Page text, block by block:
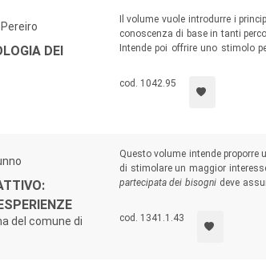
DEI
Il volume vuole introdurre i
conoscenza di base in tanti
Intende poi offrire uno stimolo
fattori sociali.
cod. 1042.95
del comune di
Questo volume intende proporre
di stimolare un maggior
partecipata dei bisogni deve
culturale e professionale
mondo vitale.
cod. 1341.1.43